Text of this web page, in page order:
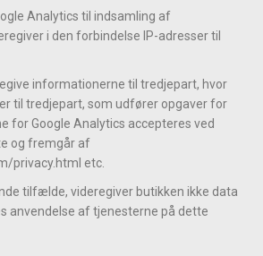
Analytics til indsamling af
i den forbindelse IP-adresser til
informationerne til tredjepart, hvor
til tredjepart, som udfører opgaver for
for Google Analytics accepteres ved
og fremgår af
privacy.html etc.
tilfælde, videregiver butikken ikke data
anvendelse af tjenesterne på dette